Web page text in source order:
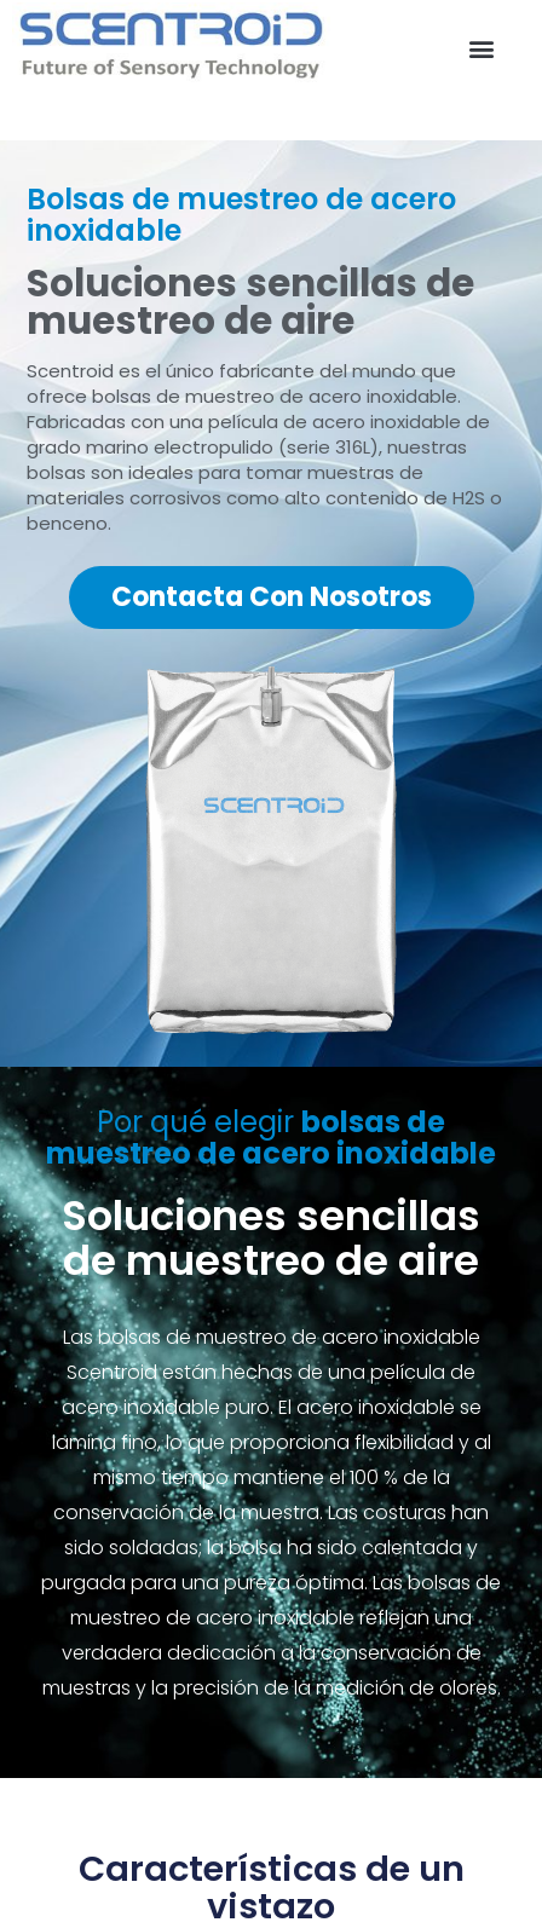
contenido
Bolsas de muestreo de acero
inoxidable
Soluciones sencillas de
muestreo de aire
Scentroid es el único fabricante del mundo que
ofrece bolsas de muestreo de acero inoxidable.
Fabricadas con una película de acero inoxidable de
grado marino electropulido (serie 316L), nuestras
bolsas son ideales para tomar muestras de
materiales corrosivos como alto contenido de H2S o
benceno.
Contacta Con Nosotros
Por qué elegir bolsas de
muestreo de acero inoxidable
Soluciones sencillas
de muestreo de aire
Las bolsas de muestreo de acero inoxidable
Scentroid están hechas de una película de
acero inoxidable puro. El acero inoxidable se
lamina fino, lo que proporciona flexibilidad y al
mismo tiempo mantiene el 100 % de la
conservación de la muestra. Las costuras han
sido soldadas; la bolsa ha sido calentada y
purgada para una pureza óptima. Las bolsas de
muestreo de acero inoxidable reflejan una
verdadera dedicación a la conservación de
muestras y la precisión de la medición de olores.
Características de un
vistazo